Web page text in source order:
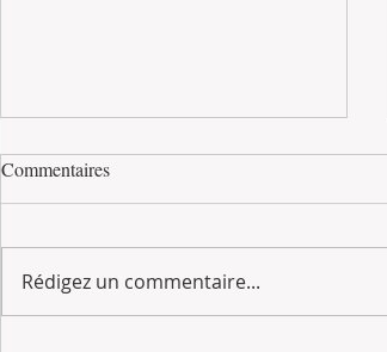
Commentaires
Rédigez un commentaire...